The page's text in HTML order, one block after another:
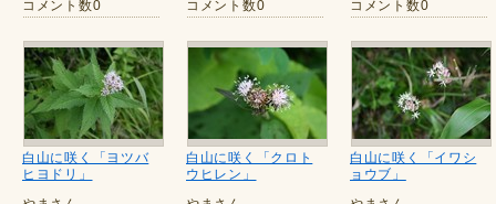
コメント数0
コメント数0
コメント数0
白山に咲く「ヨツバ
ヒヨドリ」
白山に咲く「クロト
ウヒレン」
白山に咲く「イワシ
ョウブ」